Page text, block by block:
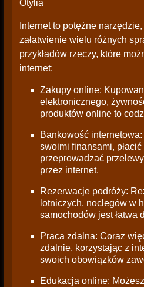
Otylia
Internet to potężne
załatwienie wielu różnych
przykładów rzeczy, które
internet:
Zakupy online:
elektronicznego,
produktów online to
Bankowość
swoimi finansami,
przeprowadzać
przez internet.
Rezerwacje podróży:
lotniczych, noclegów w
samochodów jest łatwa
Praca zdalna: Coraz
zdalnie, korzystając z
swoich obowiązków
Edukacja online: